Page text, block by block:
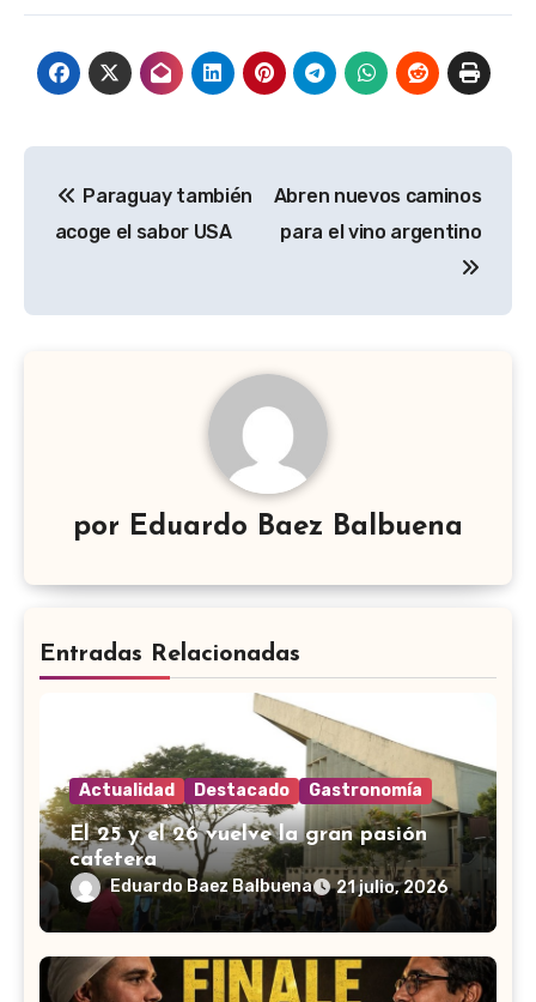
de
Paraguay también
acoge el sabor USA
Abren nuevos caminos
para el vino argentino
por Eduardo Baez Balbuena
Entradas Relacionadas
Actualidad Destacado Gastronomía
El 25 y el 26 vuelve la gran pasión
cafetera
Eduardo Baez Balbuena 21 julio, 2026